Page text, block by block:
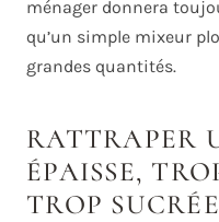
ménager donnera
qu’un simple mixeur
grandes quantités.
RATTRAPER
ÉPAISSE,
TROP SUCRÉE